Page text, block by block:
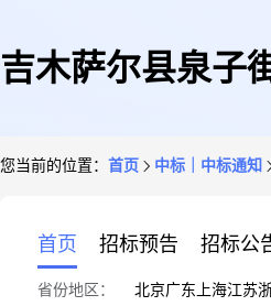
吉木萨尔县泉子
您当前的位置： 首页 中标｜中标通知
首页 招标预告 招标公
省份地区： 北京广东 上海江苏